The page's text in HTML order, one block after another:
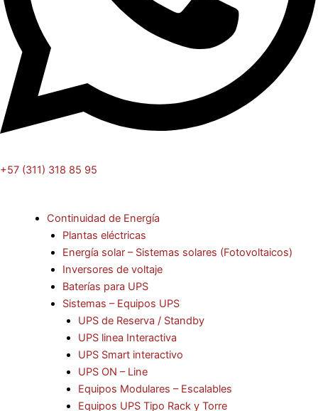
+57 (311) 318 85 95
Continuidad de Energía
Plantas eléctricas
Energía solar – Sistemas solares (Fotovoltaicos)
Inversores de voltaje
Baterías para UPS
Sistemas – Equipos UPS
UPS de Reserva / Standby
UPS linea Interactiva
UPS Smart interactivo
UPS ON – Line
Equipos Modulares – Escalables
Equipos UPS Tipo Rack y Torre